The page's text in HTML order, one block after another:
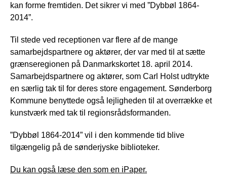
kan forme fremtiden. Det sikrer vi med ”Dybbøl 1864-
2014”.
Til stede ved receptionen var flere af de mange
samarbejdspartnere og aktører, der var med til at sætte
grænseregionen på Danmarkskortet 18. april 2014.
Samarbejdspartnere og aktører, som Carl Holst udtrykte
en særlig tak til for deres store engagement. Sønderborg
Kommune benyttede også lejligheden til at overrække et
kunstværk med tak til regionsrådsformanden.
”Dybbøl 1864-2014” vil i den kommende tid blive
tilgængelig på de sønderjyske biblioteker.
Du kan også læse den som en iPaper.